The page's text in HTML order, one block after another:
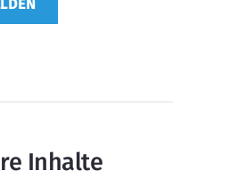
Inhalte